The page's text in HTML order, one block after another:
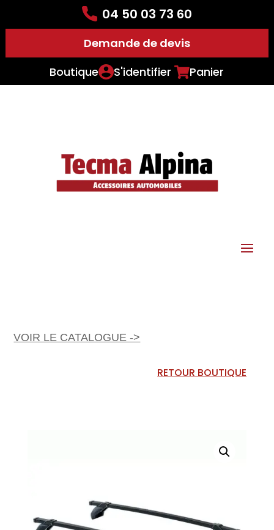
04 50 03 73 60
Demande de devis
Boutique
S'identifier Panier
VOIR LE CATALOGUE ->
RETOUR BOUTIQUE